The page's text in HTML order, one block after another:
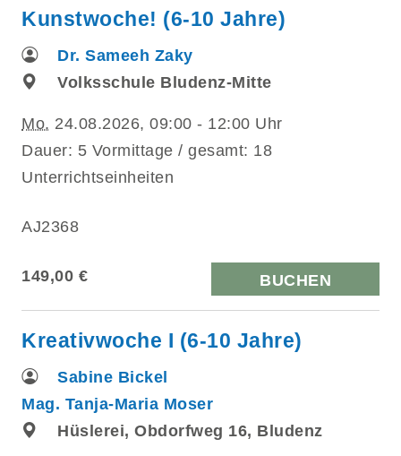
Kunstwoche! (6-10 Jahre)
Dr. Sameeh Zaky
Volksschule Bludenz-Mitte
Mo. 24.08.2026, 09:00 - 12:00 Uhr
Dauer: 5 Vormittage / gesamt: 18
Unterrichtseinheiten
AJ2368
149,00 € BUCHEN
Kreativwoche I (6-10 Jahre)
Sabine Bickel
Mag. Tanja-Maria Moser
Hüslerei, Obdorfweg 16, Bludenz